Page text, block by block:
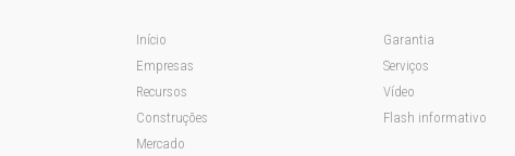
Início
Empresas
Recursos
Construções
Mercado
Garantia
Serviços
Vídeo
Flash informativo